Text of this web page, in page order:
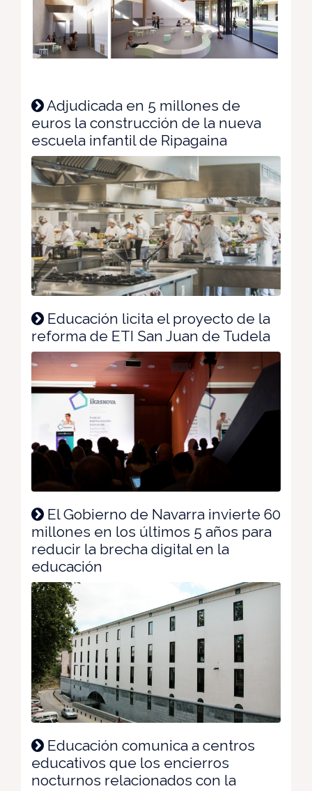
Adjudicada en 5 millones de
euros la construcción de la nueva
escuela infantil de Ripagaina
Educación licita el proyecto de la
reforma de ETI San Juan de Tudela
El Gobierno de Navarra invierte 60
millones en los últimos 5 años para
reducir la brecha digital en la
educación
Educación comunica a centros
educativos que los encierros
nocturnos relacionados con la